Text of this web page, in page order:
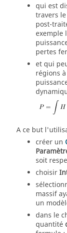
qui est
travers
post-
exemple
pertes
et qui
régions
A ce but
créer un
soit
choisir
massif
un
dans le
quantité